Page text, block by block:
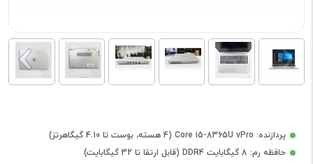
پردازنده: Core i5-8365U vPro (4 هسته، بوست تا 4.10 گیگاهرتز)
حافظه رم: 8 گیگابایت DDR4 (قابل ارتقا تا 32 گیگابایت)